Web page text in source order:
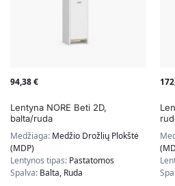
94,38€
Lentyna NORE Beti 2D,
balta/ruda
Medžiaga: Medžio Drožlių Plokštė
(MDP)
Lentynos tipas: Pastatomos
Spalva: Balta, Ruda